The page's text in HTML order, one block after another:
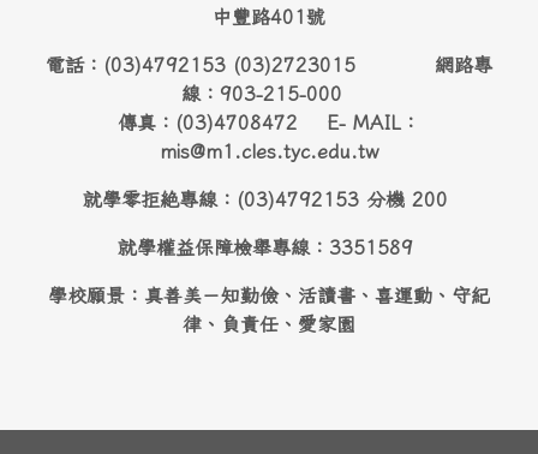
中豐路401號
電話：(03)4792153 (03)2723015 網路專
線：903-215-000
傳真：(03)4708472 E- MAIL：
mis@m1.cles.tyc.edu.tw
就學零拒絶專線：(03)4792153 分機 200
就學權益保障檢舉專線：3351589
學校願景：真善美－知勤儉、活讀書、喜運動、守紀
律、負責任、愛家園